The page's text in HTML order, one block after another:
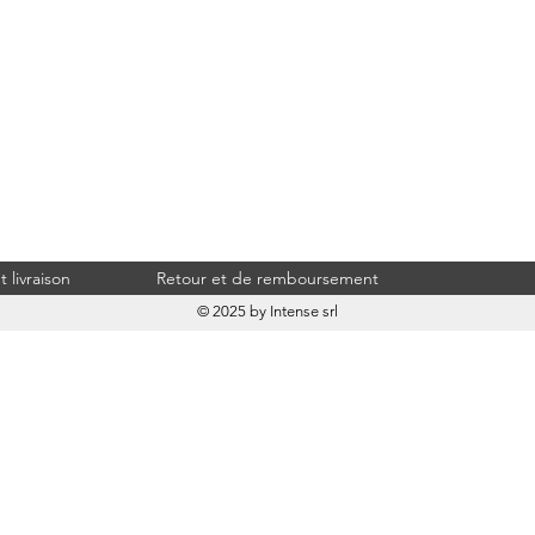
livraison Retour et de remboursement
© 2025 by Intense srl